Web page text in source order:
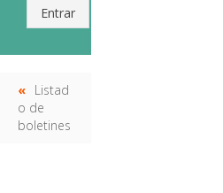
Entrar
Listad
o de
boletines